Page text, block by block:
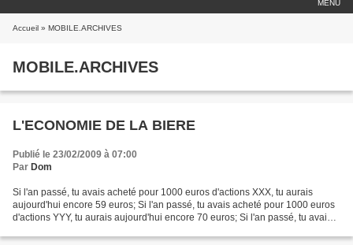
MENU
Accueil » MOBILE.ARCHIVES
MOBILE.ARCHIVES
L'ECONOMIE DE LA BIERE
Publié le 23/02/2009 à 07:00
Par Dom
Si l'an passé, tu avais acheté pour 1000 euros d'actions XXX, tu aurais
aujourd'hui encore 59 euros; Si l'an passé, tu avais acheté pour 1000 euros
d'actions YYY, tu aurais aujourd'hui encore 70 euros; Si l'an passé, tu avais